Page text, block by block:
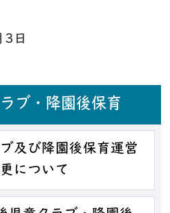
日
ブ・降園後保育
及び降園後保育運営
について